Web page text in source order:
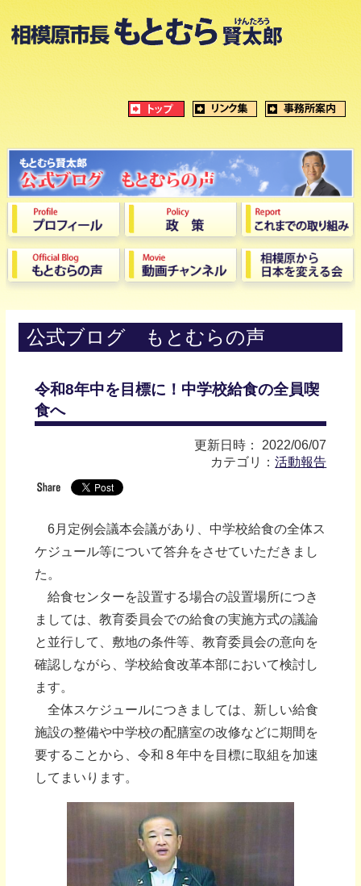
公式ブログ もとむらの声
令和8年中を目標に！中学校給食の全員喫
食へ
更新日時： 2022/06/07
カテゴリ：活動報告
6月定例会議本会議があり、中学校給食の全体ス
ケジュール等について答弁をさせていただきまし
た。
給食センターを設置する場合の設置場所につき
ましては、教育委員会での給食の実施方式の議論
と並行して、敷地の条件等、教育委員会の意向を
確認しながら、学校給食改革本部において検討し
ます。
全体スケジュールにつきましては、新しい給食
施設の整備や中学校の配膳室の改修などに期間を
要することから、令和８年中を目標に取組を加速
してまいります。